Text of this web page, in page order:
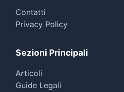
Contatti
Privacy Policy
Sezioni Principali
Articoli
Guide Legali